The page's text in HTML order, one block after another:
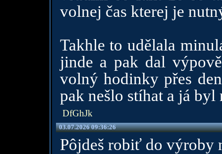
volnej čas kterej je
Takhle to udělala
jinde a pak dal
volný hodinky přes
pak nešlo stíhat a já
DfGhJk
03.07.2026 09:36:26
Pôjdeš robiť do výroby